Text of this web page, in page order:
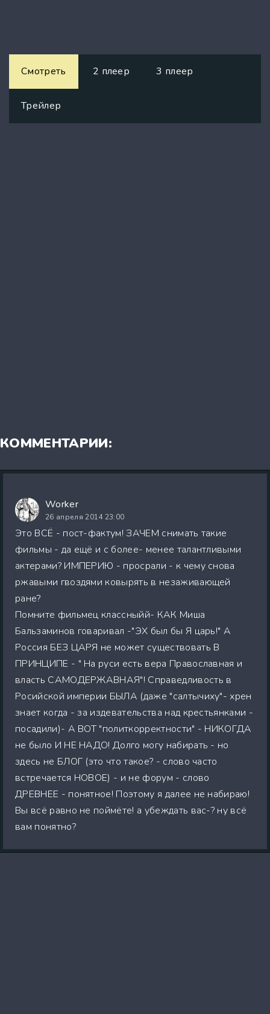
Смотреть 2 плеер 3 плеер
Трейлер
КОММЕНТАРИИ:
Worker
26 апреля 2014 23:00
Это ВСЁ - пост-фактум! ЗАЧЕМ снимать такие
фильмы - да ещё и с более- менее талантливыми
актерами? ИМПЕРИЮ - просрали - к чему снова
ржавыми гвоздями ковырять в незаживающей
ране?
Помните фильмец классныйй- КАК Миша
Бальзаминов говаривал -"ЭХ был бы Я царь!" А
Россия БЕЗ ЦАРЯ не может существовать В
ПРИНЦИПЕ - " На руси есть вера Православная и
власть САМОДЕРЖАВНАЯ"! Справедливость в
Росийской империи БЫЛА (даже "салтычиху"- хрен
знает когда - за издевательства над крестьянками -
посадили)- А ВОТ "политкорректности" - НИКОГДА
не было И НЕ НАДО! Долго могу набирать - но
здесь не БЛОГ (это что такое? - слово часто
встречается НОВОЕ) - и не форум - слово
ДРЕВНЕЕ - понятное! Поэтому я далее не набираю!
Вы всё равно не поймёте! а убеждать вас-? ну всё
вам понятно?